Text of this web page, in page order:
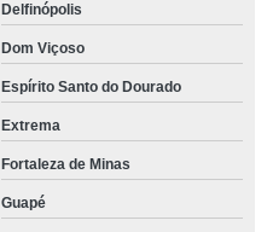
Delfinópolis
Dom Viçoso
Espírito Santo do Dourado
Extrema
Fortaleza de Minas
Guapé